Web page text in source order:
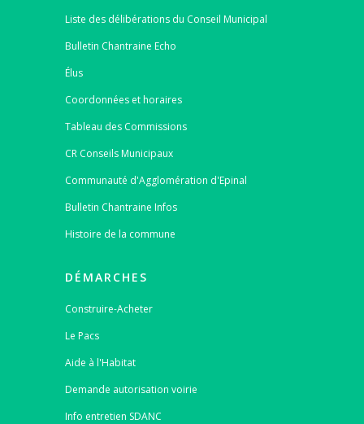
Liste des délibérations du Conseil Municipal
Bulletin Chantraine Echo
Élus
Coordonnées et horaires
Tableau des Commissions
CR Conseils Municipaux
Communauté d'Agglomération d'Epinal
Bulletin Chantraine Infos
Histoire de la commune
DÉMARCHES
Construire-Acheter
Le Pacs
Aide à l'Habitat
Demande autorisation voirie
Info entretien SDANC